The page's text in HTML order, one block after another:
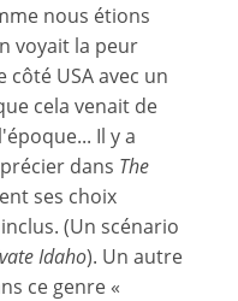
nous étions
voyait la peur
USA avec un
cela venait de
Il y a
dans The
ses choix
(Un scénario
Idaho). Un autre
ce genre «